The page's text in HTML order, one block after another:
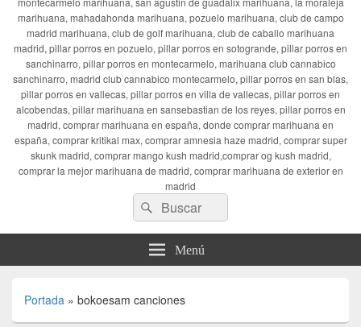
marihuana, mahadahonda marihuana, pozuelo marihuana, club de campo
madrid marihuana, club de golf marihuana, club de caballo marihuana
madrid, pillar porros en pozuelo, pillar porros en sotogrande, pillar porros en
sanchinarro, pillar porros en montecarmelo, marihuana club cannabico
sanchinarro, madrid club cannabico montecarmelo, pillar porros en san blas,
pillar porros en vallecas, pillar porros en villa de vallecas, pillar porros en
alcobendas, pillar marihuana en sansebastian de los reyes, pillar porros en
madrid, comprar marihuana en españa, donde comprar marihuana en
españa, comprar kritikal max, comprar amnesia haze madrid, comprar super
skunk madrid, comprar mango kush madrid,comprar og kush madrid,
comprar la mejor marihuana de madrid, comprar marihuana de exterior en
madrid
Buscar
por:
Buscar
Menú
Portada » bokoesam canciones